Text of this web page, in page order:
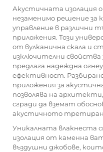
Акустичната изолация
незаменимо решение за
управление в различни
приложения. Този
от вулканична скала и
изключителни свойства
предлага надеждна
ефективност.
приложения за
позволява на
сгради да вземат
акустичното
Уникалната влакнеста
изолация от каменна
въздушни джобове,